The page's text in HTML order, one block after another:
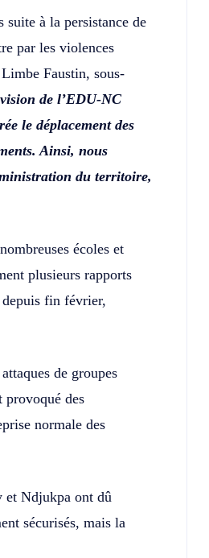
suite à la persistance de
par les violences
Faustin, sous-
de l’EDU-NC
le déplacement des
Ainsi, nous
du territoire,
écoles et
plusieurs rapports
fin février,
de groupes
provoqué des
normale des
et Ndjukpa ont dû
sécurisés, mais la